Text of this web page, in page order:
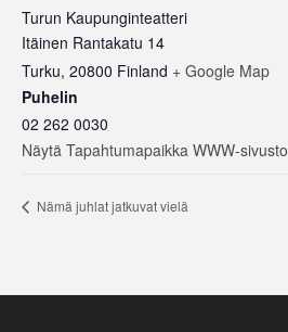
Turun Kaupunginteatteri
Itäinen Rantakatu 14
Turku, 20800 Finland + Google Map
Puhelin
02 262 0030
Näytä Tapahtumapaikka WWW-sivusto
Nämä juhlat jatkuvat vielä